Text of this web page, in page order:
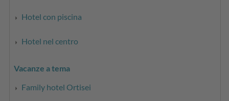
Hotel con piscina
Hotel nel centro
Vacanze a tema
Family hotel Ortisei